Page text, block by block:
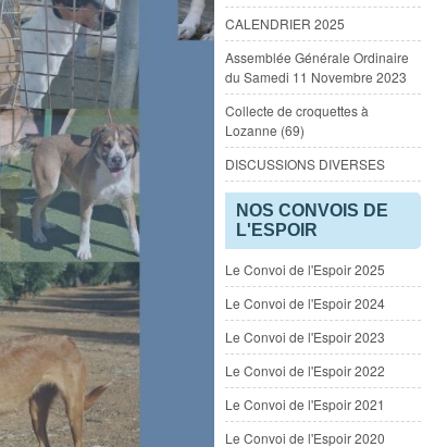
CALENDRIER 2025
Assemblée Générale Ordinaire
du Samedi 11 Novembre 2023
Collecte de croquettes à
Lozanne (69)
DISCUSSIONS DIVERSES
NOS CONVOIS DE
L'ESPOIR
Le Convoi de l'Espoir 2025
Le Convoi de l'Espoir 2024
Le Convoi de l'Espoir 2023
Le Convoi de l'Espoir 2022
Le Convoi de l'Espoir 2021
Le Convoi de l'Espoir 2020